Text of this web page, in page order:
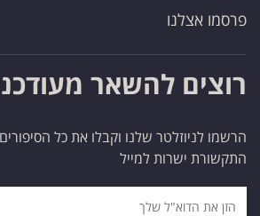
פרסמו אצלנו
רוצים להשאר
הרשמו לניוזלטר שלנו וקבלו את כל
התקשורת ישרות למייל